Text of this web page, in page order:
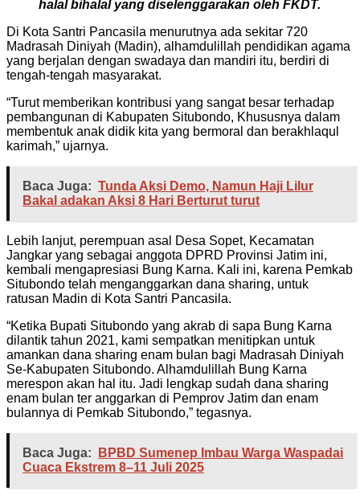
halal bihalal yang diselenggarakan oleh FKDT.
Di Kota Santri Pancasila menurutnya ada sekitar 720
Madrasah Diniyah (Madin), alhamdulillah pendidikan agama
yang berjalan dengan swadaya dan mandiri itu, berdiri di
tengah-tengah masyarakat.
“Turut memberikan kontribusi yang sangat besar terhadap
pembangunan di Kabupaten Situbondo, Khususnya dalam
membentuk anak didik kita yang bermoral dan berakhlaqul
karimah,” ujarnya.
Baca Juga: Tunda Aksi Demo, Namun Haji Lilur
Bakal adakan Aksi 8 Hari Berturut turut
Lebih lanjut, perempuan asal Desa Sopet, Kecamatan
Jangkar yang sebagai anggota DPRD Provinsi Jatim ini,
kembali mengapresiasi Bung Karna. Kali ini, karena Pemkab
Situbondo telah menganggarkan dana sharing, untuk
ratusan Madin di Kota Santri Pancasila.
“Ketika Bupati Situbondo yang akrab di sapa Bung Karna
dilantik tahun 2021, kami sempatkan menitipkan untuk
amankan dana sharing enam bulan bagi Madrasah Diniyah
Se-Kabupaten Situbondo. Alhamdulillah Bung Karna
merespon akan hal itu. Jadi lengkap sudah dana sharing
enam bulan ter anggarkan di Pemprov Jatim dan enam
bulannya di Pemkab Situbondo,” tegasnya.
Baca Juga:
BPBD Sumenep Imbau Warga Waspadai
Cuaca Ekstrem 8–11 Juli 2025